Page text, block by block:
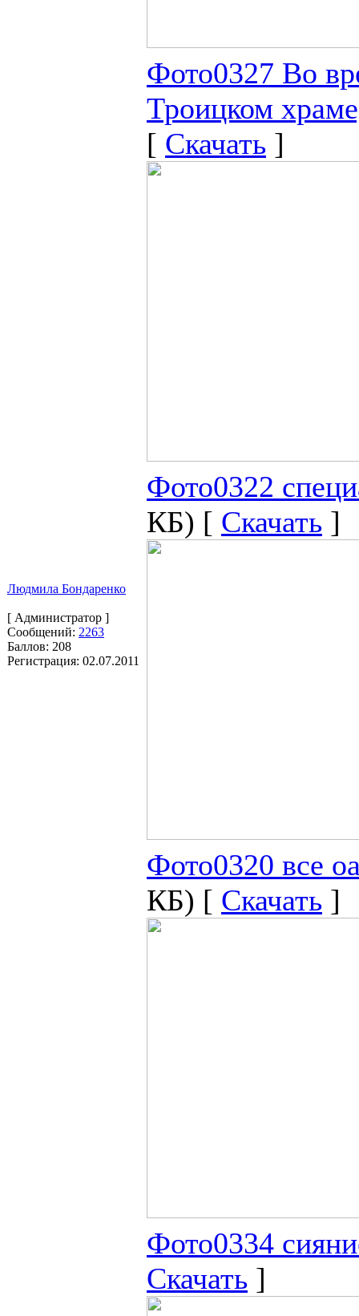
Людмила Бондаренко
[ Администратор ]
Сообщений: 2263
Баллов: 208
Регистрация: 02.07.2011
Фото0327 Во
Троицком
[ Скачать ]
Фото0322
КБ) [ Скачать ]
Фото0320 все
КБ) [ Скачать ]
Фото0334
Скачать ]